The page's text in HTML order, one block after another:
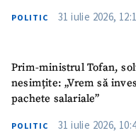
POLITIC 31 iulie 2026,
Prim-ministrul Tofan,
nesimțite: „Vrem să
pachete salariale”
POLITIC 31 iulie 2026,